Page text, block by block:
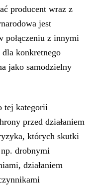
producent wraz z
jest
połączeniu z innymi
konkretnego
jako samodzielny
tej kategorii
przed działaniem
których skutki
drobnymi
działaniem